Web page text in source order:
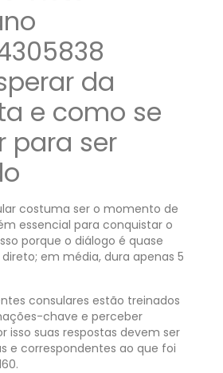
da
e como se
para ser
costuma ser o momento de
essencial para conquistar o
porque o diálogo é quase
em média, dura apenas 5
consulares estão treinados
chave e perceber
isso suas respostas devem ser
e correspondentes ao que foi